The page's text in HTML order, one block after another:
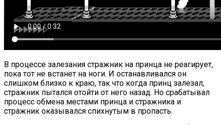
В процессе залезания стражник на принца не реагирует,
пока тот не встанет на ноги. И останавливался он
слишком близко к краю, так что когда принц залезал,
стражник пытался отойти от него назад. Но срабатывал
процесс обмена местами принца и стражника и
стражник оказывался спихнутым в пропасть.